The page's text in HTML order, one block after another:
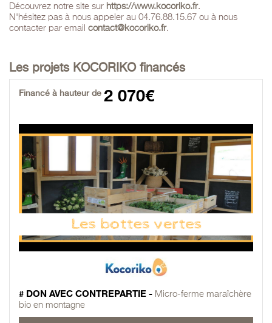
Découvrez notre site sur https://www.kocoriko.fr.
N'hésitez pas à nous appeler au 04.76.88.15.67 ou à nous
contacter par email contact@kocoriko.fr.
Les projets KOCORIKO financés
Financé à hauteur de 2 070€
# DON AVEC CONTREPARTIE - Micro-ferme maraîchère
bio en montagne